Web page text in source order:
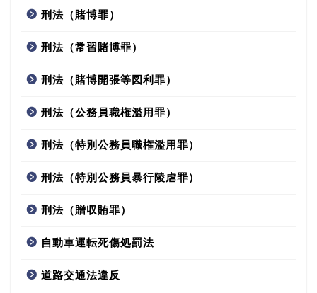
刑法（賭博罪）
刑法（常習賭博罪）
刑法（賭博開張等図利罪）
刑法（公務員職権濫用罪）
刑法（特別公務員職権濫用罪）
刑法（特別公務員暴行陵虐罪）
刑法（贈収賄罪）
自動車運転死傷処罰法
道路交通法違反